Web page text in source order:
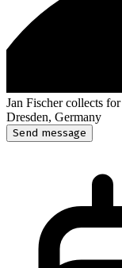
Jan Fischercollects for
Dresden, Germany
Send message